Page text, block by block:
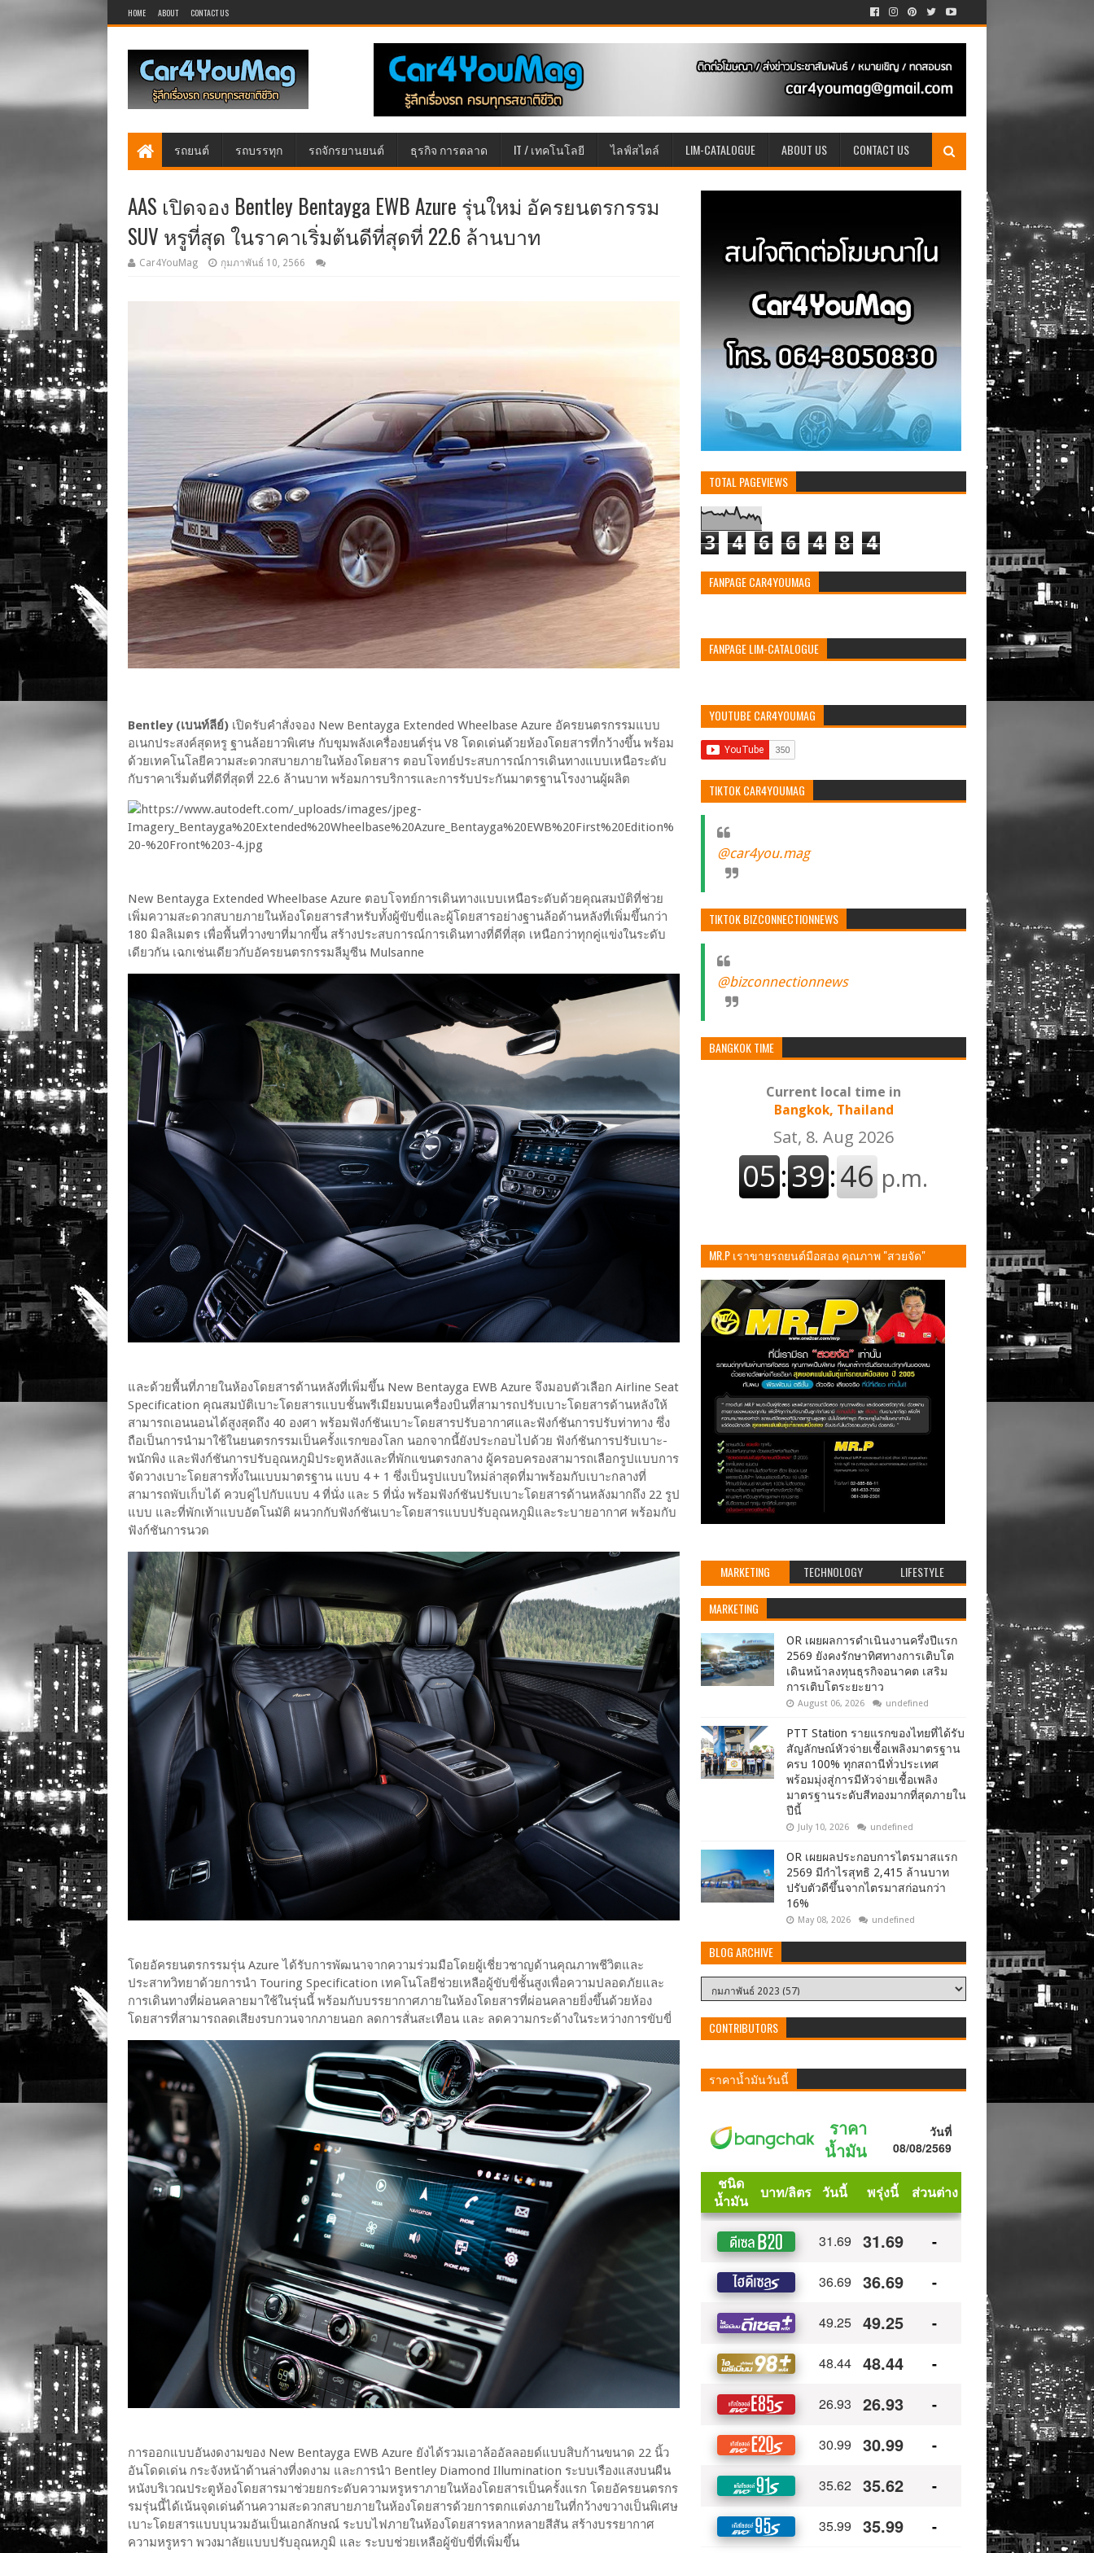
HOME ABOUT CONTACT US
รถยนต์ รถบรรทุก รถจักรยานยนต์ ธุรกิจ การตลาด IT / เทคโนโลยี ไลฟ์สไตล์ LIM-CATALOGUE ABOUT US CONTACT US
AAS เปิดจอง Bentley Bentayga EWB Azure รุ่นใหม่ อัครยนตรกรรม
SUV หรูที่สุด ในราคาเริ่มต้นดีที่สุดที่ 22.6 ล้านบาท
Car4YouMag กุมภาพันธ์ 10, 2566
Bentley (เบนท์ลีย์) เปิดรับคำสั่งจอง New Bentayga Extended Wheelbase Azure อัครยนตรกรรมแบบ
อเนกประสงค์สุดหรู ฐานล้อยาวพิเศษ กับขุมพลังเครื่องยนต์รุ่น V8 โดดเด่นด้วยห้องโดยสารที่กว้างขึ้น พร้อม
ด้วยเทคโนโลยีความสะดวกสบายภายในห้องโดยสาร ตอบโจทย์ประสบการณ์การเดินทางแบบเหนือระดับ
กับราคาเริ่มต้นที่ดีที่สุดที่ 22.6 ล้านบาท พร้อมการบริการและการรับประกันมาตรฐานโรงงานผู้ผลิต
New Bentayga Extended Wheelbase Azure ตอบโจทย์การเดินทางแบบเหนือระดับด้วยคุณสมบัติที่ช่วย
เพิ่มความสะดวกสบายภายในห้องโดยสารสำหรับทั้งผู้ขับขี่และผู้โดยสารอย่างฐานล้อด้านหลังที่เพิ่มขึ้นกว่า
180 มิลลิเมตร เพื่อพื้นที่วางขาที่มากขึ้น สร้างประสบการณ์การเดินทางที่ดีที่สุด เหนือกว่าทุกคู่แข่งในระดับ
เดียวกัน เฉกเช่นเดียวกับอัครยนตรกรรมลีมูซีน Mulsanne
และด้วยพื้นที่ภายในห้องโดยสารด้านหลังที่เพิ่มขึ้น New Bentayga EWB Azure จึงมอบตัวเลือก Airline Seat
Specification คุณสมบัติเบาะโดยสารแบบชั้นพรีเมียมบนเครื่องบินที่สามารถปรับเบาะโดยสารด้านหลังให้
สามารถเอนนอนได้สูงสุดถึง 40 องศา พร้อมฟังก์ชันเบาะโดยสารปรับอากาศและฟังก์ชันการปรับท่าทาง ซึ่ง
ถือเป็นการนำมาใช้ในยนตรกรรมเป็นครั้งแรกของโลก นอกจากนี้ยังประกอบไปด้วย ฟังก์ชันการปรับเบาะ-
พนักพิง และฟังก์ชันการปรับอุณหภูมิประตูหลังและที่พักแขนตรงกลาง ผู้ครอบครองสามารถเลือกรูปแบบการ
จัดวางเบาะโดยสารทั้งในแบบมาตรฐาน แบบ 4 + 1 ซึ่งเป็นรูปแบบใหม่ล่าสุดที่มาพร้อมกับเบาะกลางที่
สามารถพับเก็บได้ ควบคู่ไปกับแบบ 4 ที่นั่ง และ 5 ที่นั่ง พร้อมฟังก์ชันปรับเบาะโดยสารด้านหลังมากถึง 22 รูป
แบบ และที่พักเท้าแบบอัตโนมัติ ผนวกกับฟังก์ชันเบาะโดยสารแบบปรับอุณหภูมิและระบายอากาศ พร้อมกับ
ฟังก์ชันการนวด
โดยอัครยนตรกรรมรุ่น Azure ได้รับการพัฒนาจากความร่วมมือโดยผู้เชี่ยวชาญด้านคุณภาพชีวิตและ
ประสาทวิทยาด้วยการนำ Touring Specification เทคโนโลยีช่วยเหลือผู้ขับขี่ชั้นสูงเพื่อความปลอดภัยและ
การเดินทางที่ผ่อนคลายมาใช้ในรุ่นนี้ พร้อมกับบรรยากาศภายในห้องโดยสารที่ผ่อนคลายยิ่งขึ้นด้วยห้อง
โดยสารที่สามารถลดเสียงรบกวนจากภายนอก ลดการสั่นสะเทือน และ ลดความกระด้างในระหว่างการขับขี่
การออกแบบอันงดงามของ New Bentayga EWB Azure ยังได้รวมเอาล้ออัลลอยด์แบบสิบก้านขนาด 22 นิ้ว
อันโดดเด่น กระจังหน้าด้านล่างที่งดงาม และการนำ Bentley Diamond Illumination ระบบเรืองแสงบนผืน
หนังบริเวณประตูห้องโดยสารมาช่วยยกระดับความหรูหราภายในห้องโดยสารเป็นครั้งแรก โดยอัครยนตรกร
รมรุ่นนี้ได้เน้นจุดเด่นด้านความสะดวกสบายภายในห้องโดยสารด้วยการตกแต่งภายในที่กว้างขวางเป็นพิเศษ
เบาะโดยสารแบบบุนวมอันเป็นเอกลักษณ์ ระบบไฟภายในห้องโดยสารหลากหลายสีสัน สร้างบรรยากาศ
ความหรูหรา พวงมาลัยแบบปรับอุณหภูมิ และ ระบบช่วยเหลือผู้ขับขี่ที่เพิ่มขึ้น
TOTAL PAGEVIEWS
3 4 6 6 4 8 4
FANPAGE CAR4YOUMAG
FANPAGE LIM-CATALOGUE
YOUTUBE CAR4YOUMAG
TIKTOK CAR4YOUMAG
@car4you.mag
TIKTOK BIZCONNECTIONNEWS
@bizconnectionnews
BANGKOK TIME
Current local time in
Bangkok, Thailand
MR.P เราขายรถยนต์มือสอง คุณภาพ "สวยจัด"
MARKETING TECHNOLOGY LIFESTYLE
MARKETING
OR เผยผลการดำเนินงานครึ่งปีแรก
2569 ยังคงรักษาทิศทางการเติบโต
เดินหน้าลงทุนธุรกิจอนาคต เสริม
การเติบโตระยะยาว
August 06, 2026 undefined
PTT Station รายแรกของไทยที่ได้รับ
สัญลักษณ์หัวจ่ายเชื้อเพลิงมาตรฐาน
ครบ 100% ทุกสถานีทั่วประเทศ
พร้อมมุ่งสู่การมีหัวจ่ายเชื้อเพลิง
มาตรฐานระดับสีทองมากที่สุดภายใน
ปีนี้
July 10, 2026 undefined
OR เผยผลประกอบการไตรมาสแรก
2569 มีกำไรสุทธิ 2,415 ล้านบาท
ปรับตัวดีขึ้นจากไตรมาสก่อนกว่า
16%
May 08, 2026 undefined
BLOG ARCHIVE
CONTRIBUTORS
ราคาน้ำมันวันนี้